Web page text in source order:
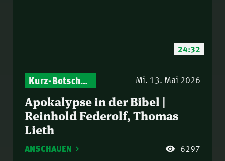
24:32
Kurz-Botschaften – Biblische Impulse mit Zukunft im Blick Mi. 13. Mai 2026
Apokalypse in der Bibel |
Reinhold Federolf, Thomas
Lieth
ANSCHAUEN 6297